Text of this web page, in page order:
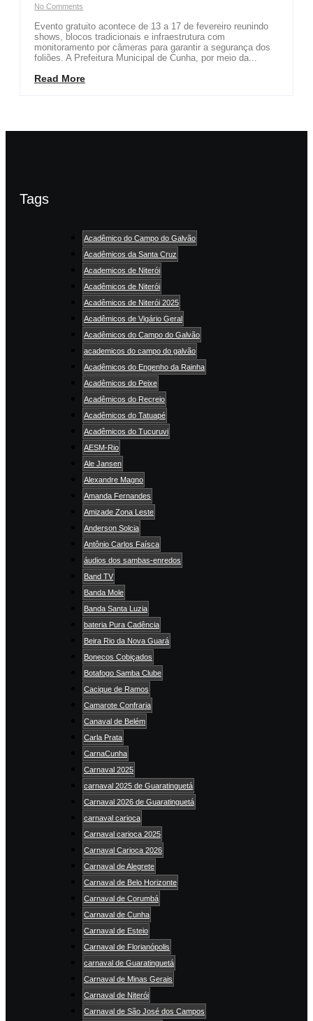
No Comments
Evento gratuito acontece de 13 a 17 de fevereiro reunindo
shows, blocos tradicionais e infraestrutura com
monitoramento por câmeras para garantir a segurança dos
foliões. A Prefeitura Municipal de Cunha, por meio da...
Read More
Tags
Acadêmico do Campo do Galvão
Acadêmicos da Santa Cruz
Academicos de Niterói
Acadêmicos de Niterói
Acadêmicos de Niterói 2025
Acadêmicos de Vigário Geral
Acadêmicos do Campo do Galvão
academicos do campo do galvão
Acadêmicos do Engenho da Rainha
Acadêmicos do Peixe
Acadêmicos do Recreio
Acadêmicos do Tatuapé
Acadêmicos do Tucuruvi
AESM-Rio
Ale Jansen
Alexandre Magno
Amanda Fernandes
Amizade Zona Leste
Anderson Solcia
Antônio Carlos Faísca
áudios dos sambas-enredos
Band TV
Banda Mole
Banda Santa Luzia
bateria Pura Cadência
Beira Rio da Nova Guará
Bonecos Cobiçados
Botafogo Samba Clube
Cacique de Ramos
Camarote Confraria
Canaval de Belém
Carla Prata
CarnaCunha
Carnaval 2025
carnaval 2025 de Guaratinguetá
Carnaval 2026 de Guaratinguetá
carnaval carioca
Carnaval carioca 2025
Carnaval Carioca 2026
Carnaval de Alegrete
Carnaval de Belo Horizonte
Carnaval de Corumbá
Carnaval de Cunha
Carnaval de Esteio
Carnaval de Florianópolis
carnaval de Guaratinguetá
Carnaval de Minas Gerais
Carnaval de Niterói
Carnaval de São José dos Campos